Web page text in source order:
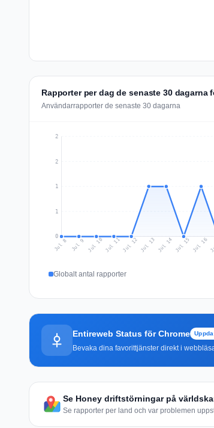
Rapporter per dag de senaste 30 dagarna
Användarrapporter de senaste 30 dagarna
0
1
1
2
2
Jul 8 Jul 9 Jul 10 Jul 11Jul 12 Jul 13 Jul 14 Jul 15 Jul 16
Globalt antal rapporter
Entireweb Status för Chrome
Bevaka dina favorittjänster direkt i
Se Honey driftstörningar på
Se rapporter per land och var problemen